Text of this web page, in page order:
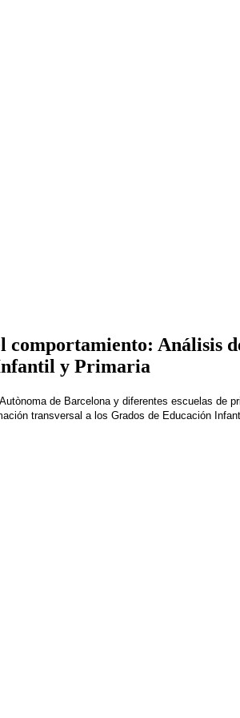
Análisis
y Primaria
de Barcelona y diferentes escuelas de
transversal a los Grados de Educación